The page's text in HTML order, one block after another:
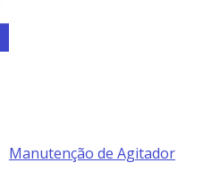
Manutenção de Agitador